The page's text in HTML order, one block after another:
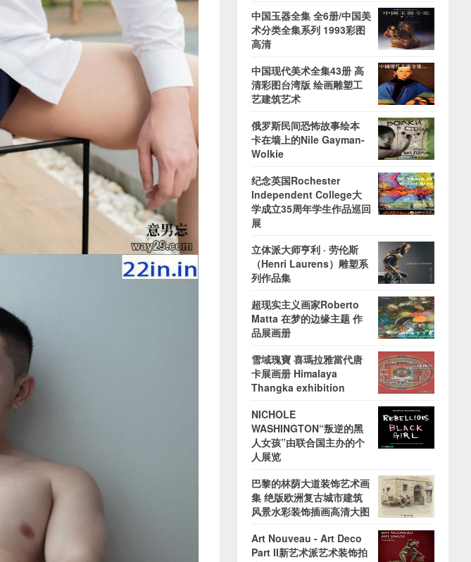
中国玉器全集 全6册/中国美
术分类全集系列 1993彩图
高清
中国现代美术全集43册 高
清彩图台湾版 绘画雕塑工
艺建筑艺术
俄罗斯民间恐怖故事绘本
卡在墙上的Nile Gayman-
Wolkie
纪念英国Rochester
Independent College大
学成立35周年学生作品巡回
展
立体派大师亨利 · 劳伦斯
（Henri Laurens）雕塑系
列作品集
超现实主义画家Roberto
Matta 在梦的边缘主题 作
品展画册
雪域瑰寶 喜瑪拉雅當代唐
卡展画册 Himalaya
Thangka exhibition
NICHOLE
WASHINGTON“叛逆的黑
人女孩”由联合国主办的个
人展览
巴黎的林荫大道装饰艺术画
集 绝版欧洲复古城市建筑
风景水彩装饰插画高清大图
Art Nouveau - Art Deco
Part II新艺术派艺术装饰拍